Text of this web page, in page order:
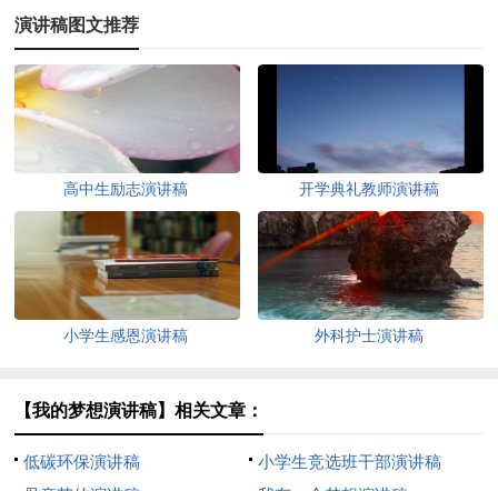
演讲稿图文推荐
高中生励志演讲稿 开学典礼教师演讲稿
小学生感恩演讲稿 外科护士演讲稿
【我的梦想演讲稿】相关文章：
低碳环保演讲稿
小学生竞选班干部演讲稿